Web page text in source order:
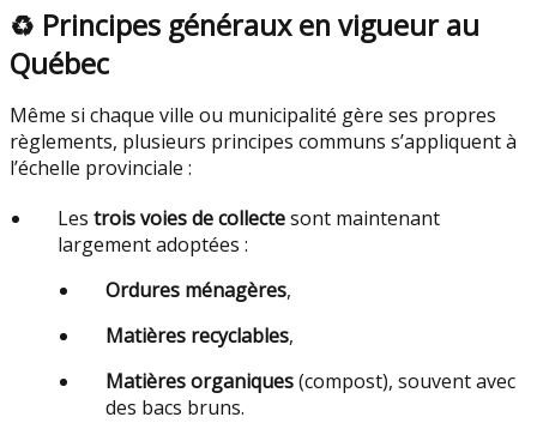
♻️ Principes généraux en vigueur au
Québec
Même si chaque ville ou municipalité gère ses propres
règlements, plusieurs principes communs s’appliquent à
l’échelle provinciale :
Les trois voies de collectesont maintenant
largement adoptées :
Ordures ménagères,
Matières recyclables,
Matières organiques(compost), souvent avec
des bacs bruns.